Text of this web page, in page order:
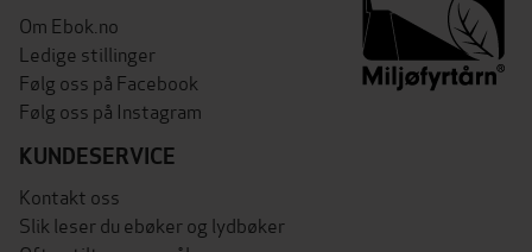
Om Ebok.no
Ledige stillinger
Følg oss på Facebook
Følg oss på Instagram
KUNDESERVICE
Kontakt oss
Slik leser du ebøker og lydbøker